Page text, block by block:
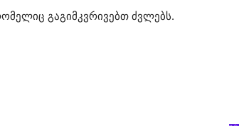
გაგიმკვრივებთ ძვლებს.